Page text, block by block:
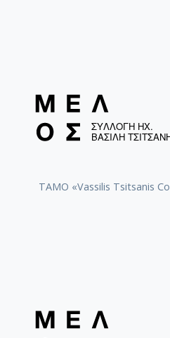
TAMO «Vassilis Tsitsanis